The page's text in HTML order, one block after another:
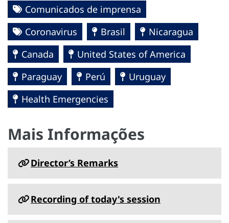
Comunicados de imprensa
Coronavirus
Brasil
Nicaragua
Canada
United States of America
Paraguay
Perú
Uruguay
Health Emergencies
Mais Informações
Director’s Remarks
Recording of today's session